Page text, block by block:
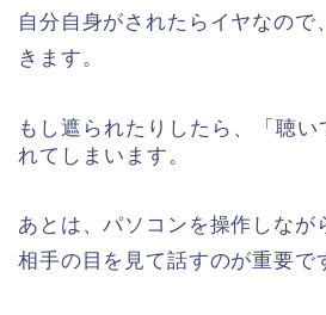
自分自身がされたらイヤなので
きます。
もし遮られたりしたら、「聴
れてしまいます。
あとは、パソコンを操作しなが
相手の目を見て話すのが重要で